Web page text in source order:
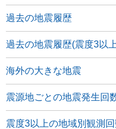
過去の地震履歴
過去の地震履歴(震度3以
海外の大きな地震
震源地ごとの地震発生回
震度3以上の地域別観測回